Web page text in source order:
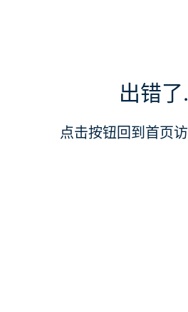
出错了
点击按钮回到首页